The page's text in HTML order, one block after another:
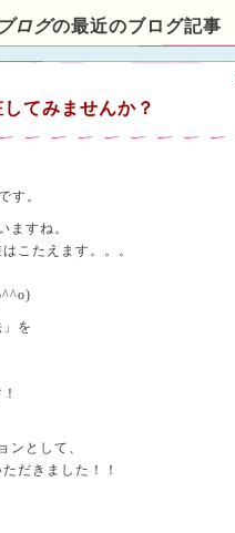
ログの最近のブログ記事
てみませんか？
す。
ますね。
こたえます。。。
を
ンとして、
だきました！！